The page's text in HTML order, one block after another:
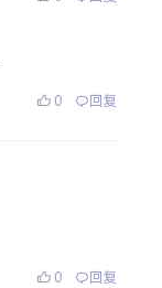
0 回复
0 回复